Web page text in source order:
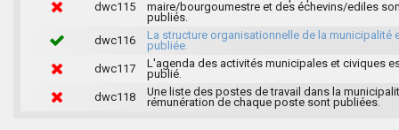
dwc115
maire/bourgoumestre et des échevins/ediles
publiés.
dwc116
La structure organisationnelle de la municipalité
publiée.
dwc117
L'agenda des activités municipales et civiques
publié.
dwc118
Une liste des postes de travail dans la
rémunération de chaque poste sont publiées.